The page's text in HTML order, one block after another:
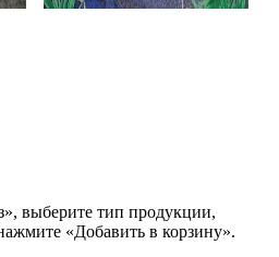
выберите тип продукции,
«Добавить в корзину».